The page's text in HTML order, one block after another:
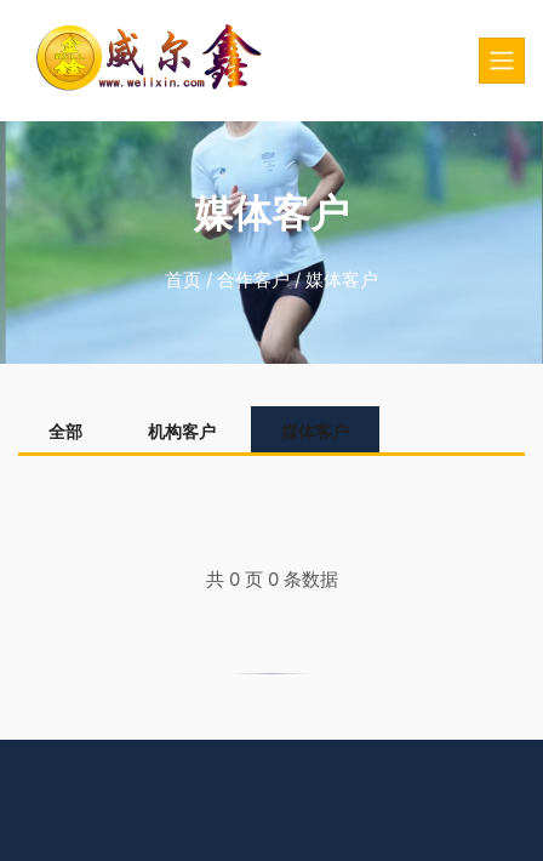
媒体客户
首页/合作客户/媒体客户
全部 机构客户 媒体客户
共 0 页 0 条数据